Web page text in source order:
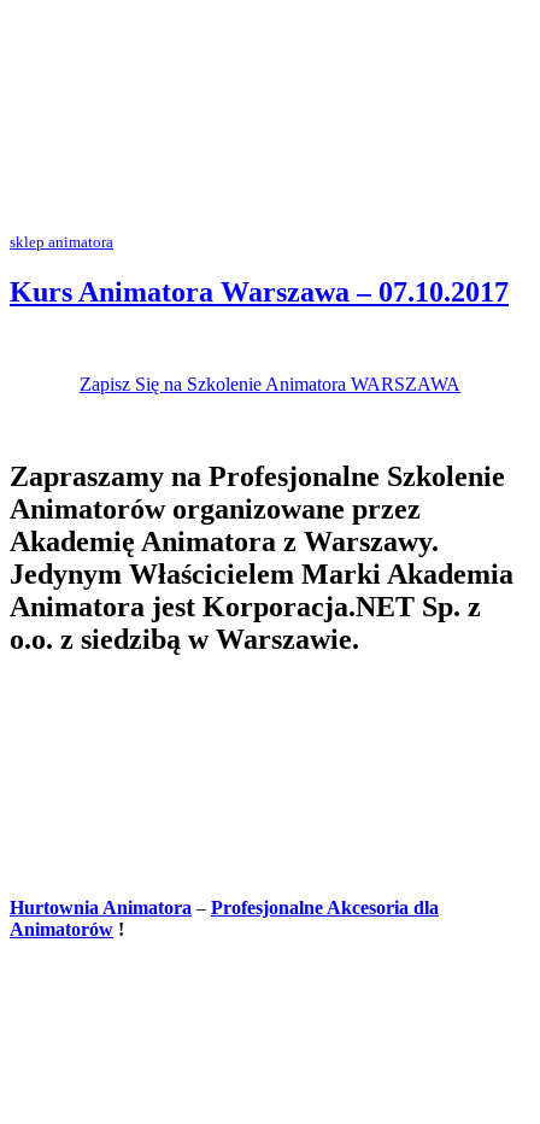
sklep animatora
Kurs Animatora Warszawa – 07.10.2017
Zapisz Się na Szkolenie Animatora WARSZAWA
Zapraszamy na Profesjonalne Szkolenie
Animatorów organizowane przez
Akademię Animatora z Warszawy.
Jedynym Właścicielem Marki Akademia
Animatora jest Korporacja.NET Sp. z
o.o. z siedzibą w Warszawie.
Hurtownia Animatora – Profesjonalne Akcesoria dla
Animatorów !